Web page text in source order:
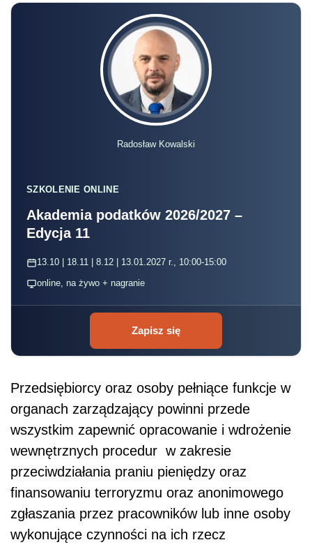
Radosław Kowalski
SZKOLENIE ONLINE
Akademia podatków 2026/2027 –
Edycja 11
13.10 | 18.11 | 8.12 | 13.01.2027 r., 10:00-15:00
online, na żywo + nagranie
Zapisz się
Przedsiębiorcy oraz osoby pełniące funkcje w
organach zarządzający powinni przede
wszystkim zapewnić opracowanie i wdrożenie
wewnętrznych procedur w zakresie
przeciwdziałania praniu pieniędzy oraz
finansowaniu terroryzmu oraz anonimowego
zgłaszania przez pracowników lub inne osoby
wykonujące czynności na ich rzecz